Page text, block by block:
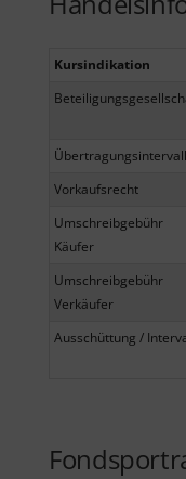
Kursindikation
Übertragungsintervall
Vorkaufsrecht
Umschreibgebühr
Käufer
Umschreibgebühr
Verkäufer
Ausschüttung /